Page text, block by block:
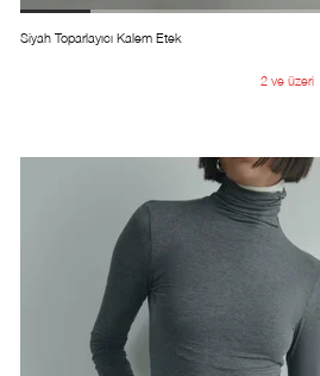
Siyah Toparlayıcı Kalem Etek
2 ve üzeri